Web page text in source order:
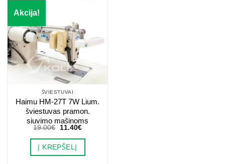
Akcija!
ŠVIESTUVAI
Haimu HM-27T 7W Lium.
šviestuvas pramon.
siuvimo mašinoms
19.00€
Original
was:
19.00€.
11.40€Current
is:
Į KREPŠELĮ